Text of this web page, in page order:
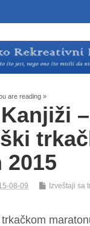
are reading »
–
2015
08-09 Izveštaji sa